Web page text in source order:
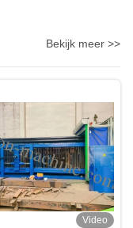
Bekijk meer >>
Video